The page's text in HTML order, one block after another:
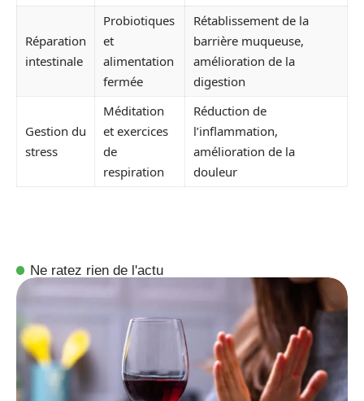
Réparation
intestinale
Probiotiques
et
alimentation
fermée
Rétablissement de la
barrière muqueuse,
amélioration de la
digestion
Gestion du
stress
Méditation
et exercices
de
respiration
Réduction de
l’inflammation,
amélioration de la
douleur
Ne ratez rien de l'actu